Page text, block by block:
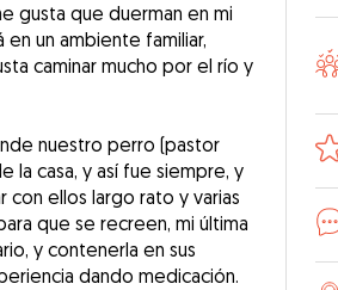
gusta que duerman en mi
un ambiente familiar,
caminar mucho por el río y
nuestro perro (pastor
la casa, y así fue siempre, y
con ellos largo rato y varias
que se recreen, mi última
y contenerla en sus
dando medicación.